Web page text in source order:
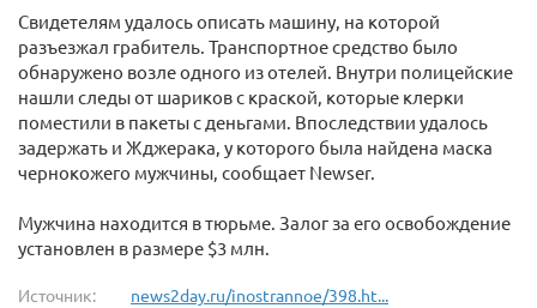
Свидетелям удалось описать машину, на которой
разъезжал грабитель. Транспортное средство было
обнаружено возле одного из отелей. Внутри полицейские
нашли следы от шариков с краской, которые клерки
поместили в пакеты с деньгами. Впоследствии удалось
задержать и Жджерака, у которого была найдена маска
чернокожего мужчины, сообщает Newser.
Мужчина находится в тюрьме. Залог за его освобождение
установлен в размере $3 млн.
Источник: news2day.ru/inostrannoe/398.ht...